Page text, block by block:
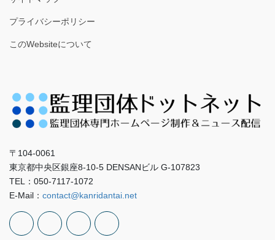
プライバシーポリシー
このWebsiteについて
〒104-0061
東京都中央区銀座8-10-5 DENSANビル G-107823
TEL：050-7117-1072
E-Mail： contact@kanridantai.net